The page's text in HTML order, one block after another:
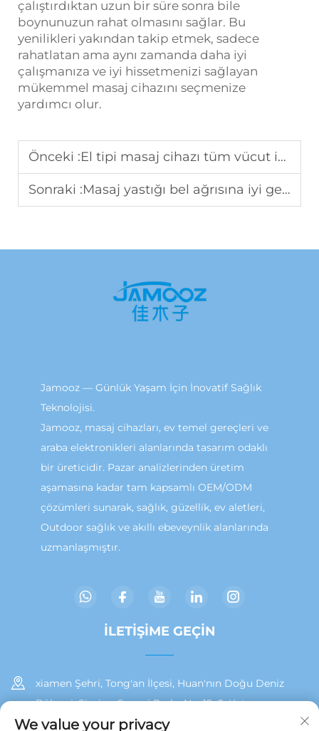
çalıştırdıktan uzun bir süre sonra bile
boynunuzun rahat olmasını sağlar. Bu
yenilikleri yakından takip etmek, sadece
rahatlatan ama aynı zamanda daha iyi
çalışmanıza ve iyi hissetmenizi sağlayan
mükemmel masaj cihazını seçmenize
yardımcı olur.
Önceki :El tipi masaj cihazı tüm vücut için uygun mudur?
Sonraki :Masaj yastığı bel ağrısına iyi gelir mi?
Jamooz — Günlük Yaşam İçin İnovatif Sağlık
Teknolojisi.
Jamooz, masaj cihazları, ev temel gereçleri ve
araba elektronikleri alanlarında tasarım odaklı
bir üreticidir. Pazar analizlerinden üretim
aşamasına kadar tam kapsamlı OEM/ODM
çözümleri sunarak, sağlık, güzellik, ev aletleri,
Outdoor sağlık ve akıllı ebeveynlik alanlarında
uzmanlaşmıştır.
İLETIŞIME GEÇIN
xiamen Şehri, Tong'an İlçesi, Huan'nın Doğu Deniz
Bölgesi, Siming Sanayi Parkı, No. 19, 2. Kat
We value your privacy